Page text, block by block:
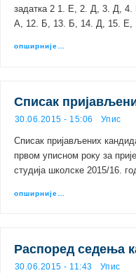
задатка 2 1. Е, 2. Д, 3. Д,
А, 12. Б, 13. Б, 14. Д, 15.
опширније…
Списак
30.06.2015 - 15:06 Упис
Списак пријављених
првом уписном року за
студија школске 2015/16.
опширније…
Распоред седења
30.06.2015 - 11:43 Упис